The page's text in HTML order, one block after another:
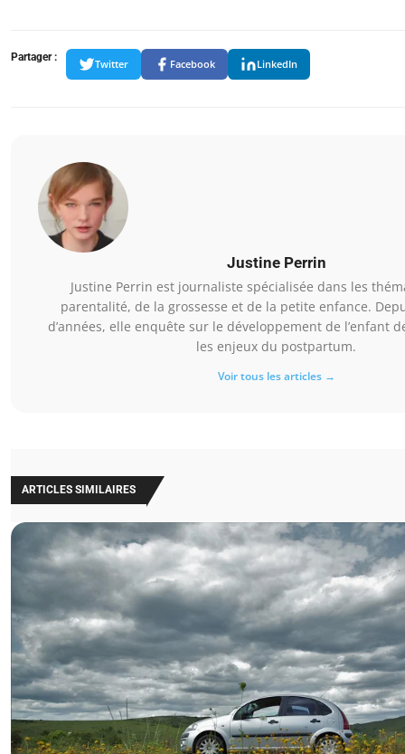
Partager :
Twitter Facebook LinkedIn
Justine Perrin
Justine Perrin est journaliste spécialisée dans les
parentalité, de la grossesse et de la petite enfance.
d’années, elle enquête sur le développement de l’enfant
les enjeux du postpartum.
Voir tous les articles →
ARTICLES SIMILAIRES